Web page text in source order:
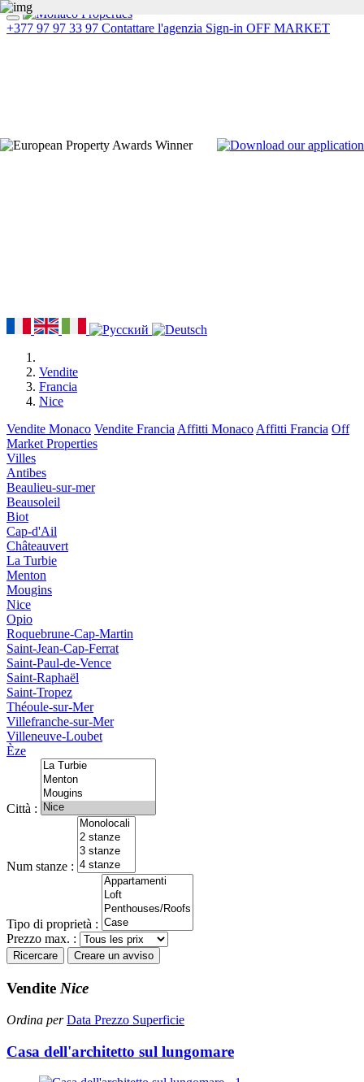
+377 97 97 33 97 Contattare l'agenzia Sign-in OFF MARKET
Vendite
Francia
Nice
Vendite Monaco Vendite FranciaAffitti MonacoAffitti Francia Off
Market Properties
Villes
Antibes
Beaulieu-sur-mer
Beausoleil
Biot
Cap-d'Ail
Châteauvert
La Turbie
Menton
Mougins
Nice
Opio
Roquebrune-Cap-Martin
Saint-Jean-Cap-Ferrat
Saint-Paul-de-Vence
Saint-Raphaël
Saint-Tropez
Théoule-sur-Mer
Villefranche-sur-Mer
Villeneuve-Loubet
Èze
Città :
Num stanze :
Tipo di proprietà :
Prezzo max. :
Ricercare Creare un avviso
Vendite Nice
Ordina per Data Prezzo Superficie
Casa dell'architetto sul lungomare